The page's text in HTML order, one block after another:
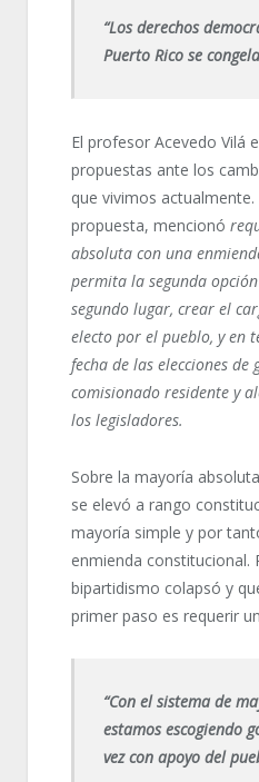
“Los derechos
Puerto Rico se
El profesor Acevedo Vilá
propuestas ante los
que vivimos
propuesta, mencionó
absoluta con una
permita la segunda
segundo lugar, crear el
electo por el pueblo, y en
fecha de las elecciones de
comisionado residente y
los legisladores.
Sobre la mayoría
se elevó a rango
mayoría simple y por
enmienda constitucional.
bipartidismo colapsó y
primer paso es requerir
“Con el sistema de
estamos escogiendo
vez con apoyo del